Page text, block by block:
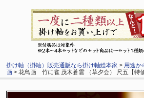
掛け軸（掛軸）販売通販なら掛け軸総本家 > 用途か
画 > 花鳥画 竹に雀 茂木蒼雲 （草夕会） 尺五【